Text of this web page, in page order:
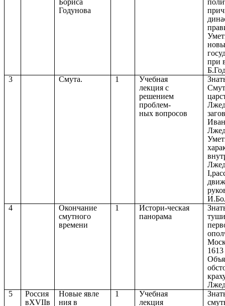
Бориса
Годунова
при
3
Смута. 1
Учебная
лекция с
решением
проблем-
ных вопросов
4
Окончание
смутного
времени
1
Истори-ческая
панорама
1613
5
Россия
вXVIIв
Новые явле
ния в
1
Учебная
лекция